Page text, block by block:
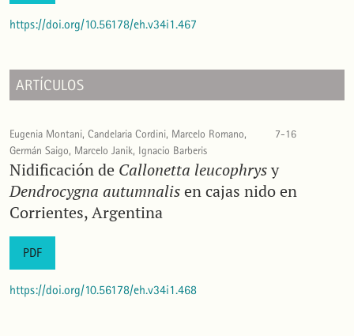
https://doi.org/10.56178/eh.v34i1.467
ARTÍCULOS
Eugenia Montani, Candelaria Cordini, Marcelo Romano,
Germán Saigo, Marcelo Janik, Ignacio Barberis
7-16
Nidificación de Callonetta leucophrysy
Dendrocygna autumnalisen cajas nido en
Corrientes, Argentina
PDF
https://doi.org/10.56178/eh.v34i1.468